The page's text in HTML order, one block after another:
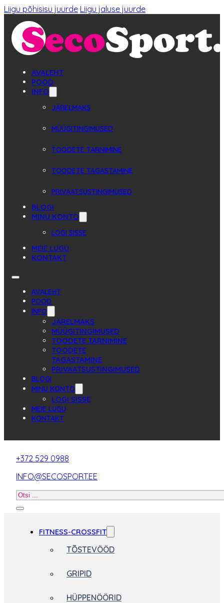
Liigu põhisisu juurde Liigu jaluse juurde
AVALEHT
POOD
INFO
JÄRELMAKS
MÜÜGITINGIMUSED
TOODETE TARNIMINE
TOODETE TAGASTAMINE
PRIVAATSUSTINGIMUSED
BLOGI
MINU KONTO
LOGI SISSE
MEIE LUGU
KONTAKT
AVALEHT
POOD
INFO
JÄRELMAKS
MÜÜGITINGIMUSED
TOODETE TARNIMINE
TOODETE
TAGASTAMINE
PRIVAATSUSTINGIMUSED
BLOGI
MINU KONTO
LOGI SISSE
MEIE LUGU
KONTAKT
+372 529 0988
INFO@SECOSPORT.EE
Otsi
FITNESS-CROSSFIT
TÕSTEVÖÖD
GRIPID
HÜPPENÖÖRID